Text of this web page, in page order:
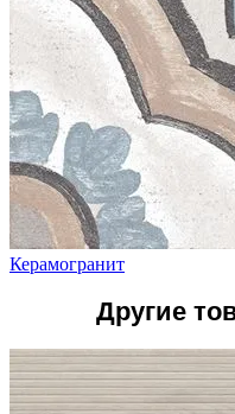
Керамогранит
Другие